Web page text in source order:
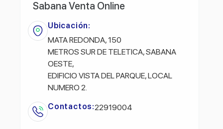
Sabana Venta Online
Ubicación:
MATA REDONDA, 150
METROS SUR DE TELETICA, SABANA
OESTE,
EDIFICIO VISTA DEL PARQUE, LOCAL
NUMERO 2.
Contactos:22919004